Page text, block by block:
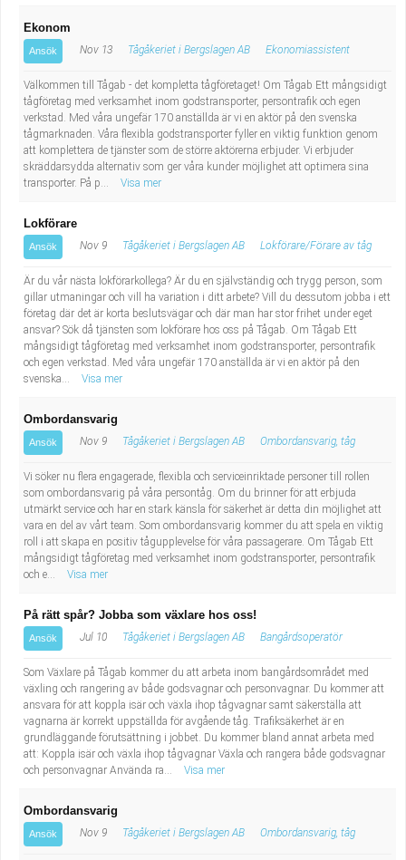
Ekonom
Ansök Nov 13 Tågåkeriet i Bergslagen AB Ekonomiassistent
Välkommen till Tågab - det kompletta tågföretaget! Om Tågab Ett mångsidigt
tågföretag med verksamhet inom godstransporter, persontrafik och egen
verkstad. Med våra ungefär 170 anställda är vi en aktör på den svenska
tågmarknaden. Våra flexibla godstransporter fyller en viktig funktion genom
att komplettera de tjänster som de större aktörerna erbjuder. Vi erbjuder
skräddarsydda alternativ som ger våra kunder möjlighet att optimera sina
transporter. På p...
Visa mer
Lokförare
Ansök Nov 9 Tågåkeriet i Bergslagen AB Lokförare/Förare av tåg
Är du vår nästa lokförarkollega? Är du en självständig och trygg person, som
gillar utmaningar och vill ha variation i ditt arbete? Vill du dessutom jobba i ett
företag där det är korta beslutsvägar och där man har stor frihet under eget
ansvar? Sök då tjänsten som lokförare hos oss på Tågab. Om Tågab Ett
mångsidigt tågföretag med verksamhet inom godstransporter, persontrafik
och egen verkstad. Med våra ungefär 170 anställda är vi en aktör på den
svenska...
Visa mer
Ombordansvarig
Ansök Nov 9 Tågåkeriet i Bergslagen AB Ombordansvarig, tåg
Vi söker nu flera engagerade, flexibla och serviceinriktade personer till rollen
som ombordansvarig på våra persontåg. Om du brinner för att erbjuda
utmärkt service och har en stark känsla för säkerhet är detta din möjlighet att
vara en del av vårt team. Som ombordansvarig kommer du att spela en viktig
roll i att skapa en positiv tågupplevelse för våra passagerare. Om Tågab Ett
mångsidigt tågföretag med verksamhet inom godstransporter, persontrafik
och e...
Visa mer
På rätt spår? Jobba som växlare hos oss!
Ansök Jul 10 Tågåkeriet i Bergslagen AB Bangårdsoperatör
Som Växlare på Tågab kommer du att arbeta inom bangårdsområdet med
växling och rangering av både godsvagnar och personvagnar. Du kommer att
ansvara för att koppla isär och växla ihop tågvagnar samt säkerställa att
vagnarna är korrekt uppställda för avgående tåg. Trafiksäkerhet är en
grundläggande förutsättning i jobbet. Du kommer bland annat arbeta med
att: Koppla isär och växla ihop tågvagnar Växla och rangera både godsvagnar
och personvagnar Använda ra...
Visa mer
Ombordansvarig
Ansök Nov 9 Tågåkeriet i Bergslagen AB Ombordansvarig, tåg